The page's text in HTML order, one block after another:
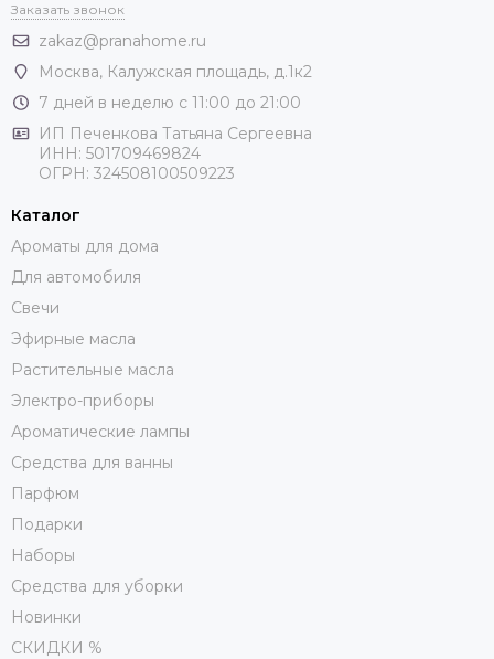
Заказать звонок
zakaz@pranahome.ru
Москва, Калужская площадь, д.1к2
7 дней в неделю с 11:00 до 21:00
ИП Печенкова Татьяна Сергеевна
ИНН: 501709469824
ОГРН: 324508100509223
Каталог
Ароматы для дома
Для автомобиля
Свечи
Эфирные масла
Растительные масла
Электро-приборы
Ароматические лампы
Средства для ванны
Парфюм
Подарки
Наборы
Средства для уборки
Новинки
СКИДКИ %